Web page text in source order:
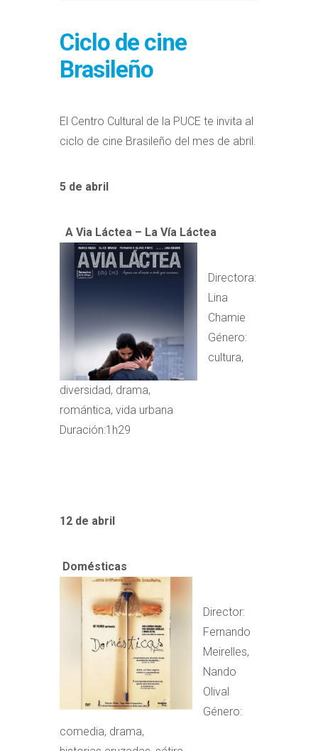
Ciclo de cine
Brasileño
El Centro Cultural de la PUCE te invita al
ciclo de cine Brasileño del mes de abril.
5 de abril
A Via Láctea – La Vía Láctea
Directora:
Lina
Chamie
Género:
cultura,
diversidad, drama,
romántica, vida urbana
Duración:1h29
12 de abril
Domésticas
Director:
Fernando
Meirelles,
Nando
Olival
Género:
comedia, drama,